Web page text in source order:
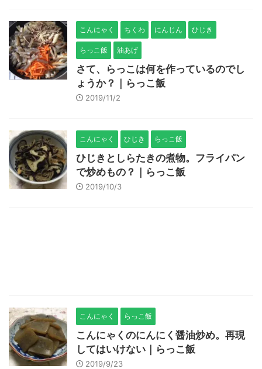
こんにゃく ちくわ にんじん ひじき
らっこ飯 油あげ
さて、らっこは何を作っているのでし
ょうか？｜らっこ飯
2019/11/2
こんにゃく ひじき らっこ飯
ひじきとしらたきの煮物。フライパン
で炒めもの？｜らっこ飯
2019/10/3
こんにゃく らっこ飯
こんにゃくのにんにく醤油炒め。再現
してはいけない｜らっこ飯
2019/9/23